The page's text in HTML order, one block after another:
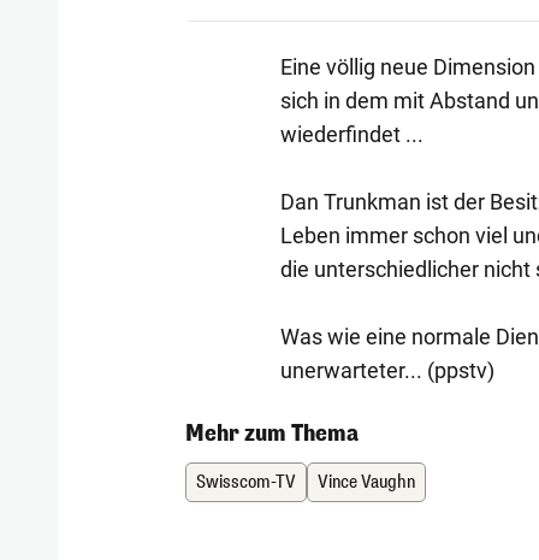
Eine völlig neue
sich in dem mit Abstand
wiederfindet ...
Dan Trunkman ist der
Leben immer schon viel
die unterschiedlicher nicht
Was wie eine normale
unerwarteter... (ppstv)
Mehr zum Thema
Swisscom-TV Vince Vaughn